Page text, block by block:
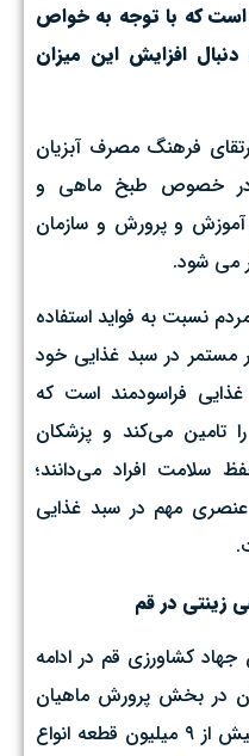
۷.۵ کیلوگرم است که با توجه به خواص
دنبال افزایش این میزان
فرهنگ مصرف آبزیان
در خصوص طبخ ماهی و
آموزش و پرورش و سازمان
می شود.
نسبت به فواید استفاده
مستمر در سبد غذایی خود
غذایی فراسودمند است که
را تامین می‌کند و پزشکان
افراد می‌دانند؛‌
عنصری مهم در سبد غذایی
جهاد کشاورزی قم در ادامه
در بخش پرورش ماهیان
زینتی گفت: تا پایان سال جاری بیش از ۹ میلیون قطعه انواع